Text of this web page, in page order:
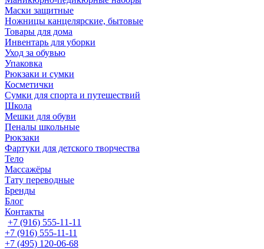
Маски защитные
Ножницы канцелярские, бытовые
Товары для дома
Инвентарь для уборки
Уход за обувью
Упаковка
Рюкзаки и сумки
Косметички
Сумки для спорта и путешествий
Школа
Мешки для обуви
Пеналы школьные
Рюкзаки
Фартуки для детского творчества
Тело
Массажёры
Тату переводные
Бренды
Блог
Контакты
+7 (916) 555-11-11
+7 (916) 555-11-11
+7 (495) 120-06-68